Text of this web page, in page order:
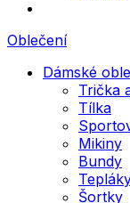
Oblečení
Dámské
Trička
Tílka
Mikiny
Bundy
Šortky